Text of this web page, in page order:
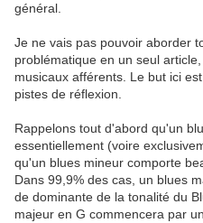
général.
Je ne vais pas pouvoir aborder
problématique en un seul
musicaux afférents. Le but ici
pistes de réflexion.
Rappelons tout d'abord qu'un
essentiellement (voire
qu'un blues mineur comporte
Dans 99,9% des cas, un blues
de dominante de la tonalité du
majeur en G commencera par